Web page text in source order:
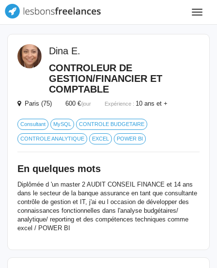
Toggle
Dina E.
CONTROLEUR DE
GESTION/FINANCIER ET
COMPTABLE
Paris (75) 600 €/jour Expérience : 10 ans et +
Consultant MySQL CONTROLE BUDGETAIRE
CONTROLE ANALYTIQUE EXCEL POWER BI
En quelques mots
Diplômée d 'un master 2 AUDIT CONSEIL FINANCE et 14 ans
dans le secteur de la banque assurance en tant que consultante
contrôle de gestion et IT, j'ai eu l occasion de développer des
connaissances fonctionnelles dans l'analyse budgétaires/
analytique/ reporting et des compétences techniques comme
excel / POWER BI